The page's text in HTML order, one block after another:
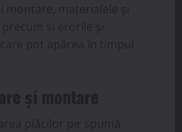
montare, materialele și
și erorile și
pot apărea în timpul
și montare
plăcilor pir spumă